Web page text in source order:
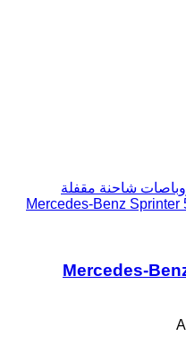
شاحنة مقفلة
Mercedes-Benz Sprinter
Mercedes-